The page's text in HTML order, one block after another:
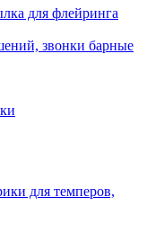
для флейринга
звонки барные
для темперов,